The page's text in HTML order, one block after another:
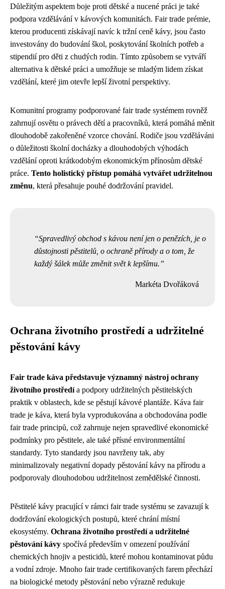
Důležitým aspektem boje proti dětské a nucené práci je také
podpora vzdělávání v kávových komunitách. Fair trade prémie,
kterou producenti získávají navíc k tržní ceně kávy, jsou často
investovány do budování škol, poskytování školních potřeb a
stipendií pro děti z chudých rodin. Tímto způsobem se vytváří
alternativa k dětské práci a umožňuje se mladým lidem získat
vzdělání, které jim otevře lepší životní perspektivy.
Komunitní programy podporované fair trade systémem rovněž
zahrnují osvětu o právech dětí a pracovníků, která pomáhá měnit
dlouhodobě zakořeněné vzorce chování. Rodiče jsou vzděláváni
o důležitosti školní docházky a dlouhodobých výhodách
vzdělání oproti krátkodobým ekonomickým přínosům dětské
práce. Tento holistický přístup pomáhá vytvářet udržitelnou
změnu, která přesahuje pouhé dodržování pravidel.
Spravedlivý obchod s kávou není jen o penězích, je o
důstojnosti pěstitelů, o ochraně přírody a o tom, že
každý šálek může změnit svět k lepšímu.
Markéta Dvořáková
Ochrana životního prostředí a udržitelné
pěstování kávy
Fair trade káva představuje významný nástroj ochrany
životního prostředía podpory udržitelných pěstitelských
praktik v oblastech, kde se pěstují kávové plantáže. Káva fair
trade je káva, která byla vyprodukována a obchodována podle
fair trade principů, což zahrnuje nejen spravedlivé ekonomické
podmínky pro pěstitele, ale také přísné environmentální
standardy. Tyto standardy jsou navrženy tak, aby
minimalizovaly negativní dopady pěstování kávy na přírodu a
podporovaly dlouhodobou udržitelnost zemědělské činnosti.
Pěstitelé kávy pracující v rámci fair trade systému se zavazují k
dodržování ekologických postupů, které chrání místní
ekosystémy. Ochrana životního prostředí a udržitelné
pěstování kávy spočívá především v omezení používání
chemických hnojiv a pesticidů, které mohou kontaminovat půdu
a vodní zdroje. Mnoho fair trade certifikovaných farem přechází
na biologické metody pěstování nebo výrazně redukuje